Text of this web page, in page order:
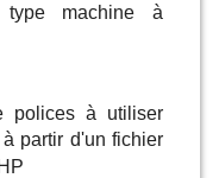
type machine à
polices à utiliser
à partir d'un fichier